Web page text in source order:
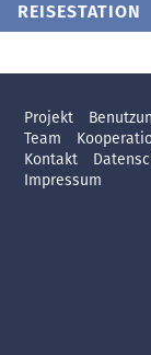
REISESTATION
Projekt
Team
Kontakt
Impressum